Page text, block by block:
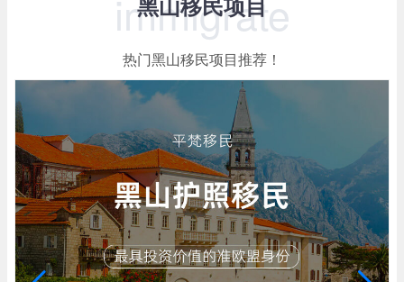
immigrate
热门黑山移民项目推荐！